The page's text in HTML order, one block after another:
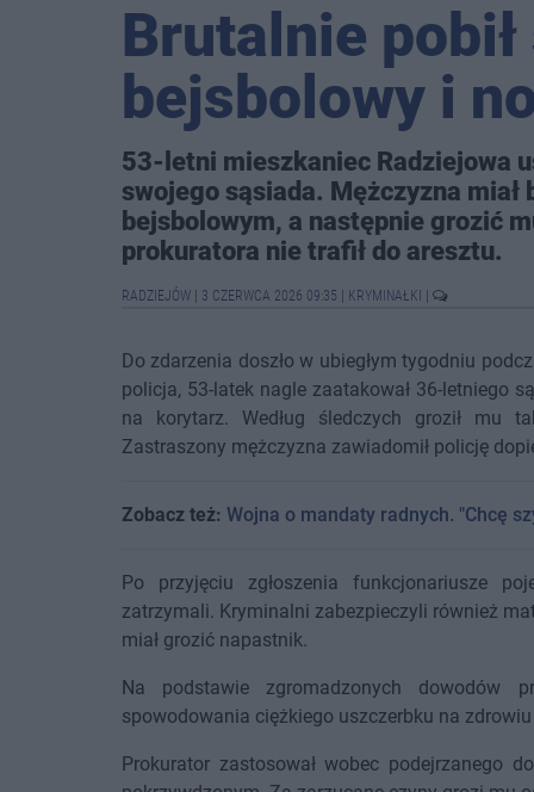
Brutalnie
bejsbolowy i
53-letni mieszkaniec Radziejowa
swojego sąsiada. Mężczyzna
bejsbolowym, a następnie grozić
prokuratora nie trafił do aresztu.
RADZIEJÓW 3 CZERWCA 2026 09:35 KRYMINAŁKI
Do zdarzenia doszło w ubiegłym tygodniu
policja, 53-latek nagle zaatakował 36-letniego
na korytarz. Według śledczych groził mu
Zastraszony mężczyzna zawiadomił policję
Zobacz też: Wojna o mandaty radnych. "Chcę
Po przyjęciu zgłoszenia funkcjonariusze
zatrzymali. Kryminalni zabezpieczyli również
miał grozić napastnik.
Na podstawie zgromadzonych dowodów
spowodowania ciężkiego uszczerbku na
Prokurator zastosował wobec podejrzanego